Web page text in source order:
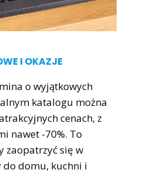
I OKAZJE
o wyjątkowych
katalogu można
cenach, z
nawet -70%. To
zaopatrzyć się w
domu, kuchni i